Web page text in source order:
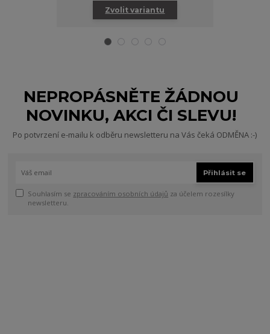
Zvolit variantu
NEPROPÁSNĚTE ŽÁDNOU
NOVINKU, AKCI ČI SLEVU!
Po potvrzení e-mailu k odběru newsletteru na Vás čeká ODMĚNA :-)
Přihlásit se
Souhlasím se zpracováním osobních údajů za účelem rozesílky
newsletteru.